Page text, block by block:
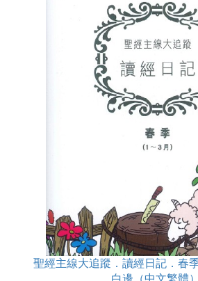
聖經主線大追蹤．讀經日記．春
白邊（中文繁體）